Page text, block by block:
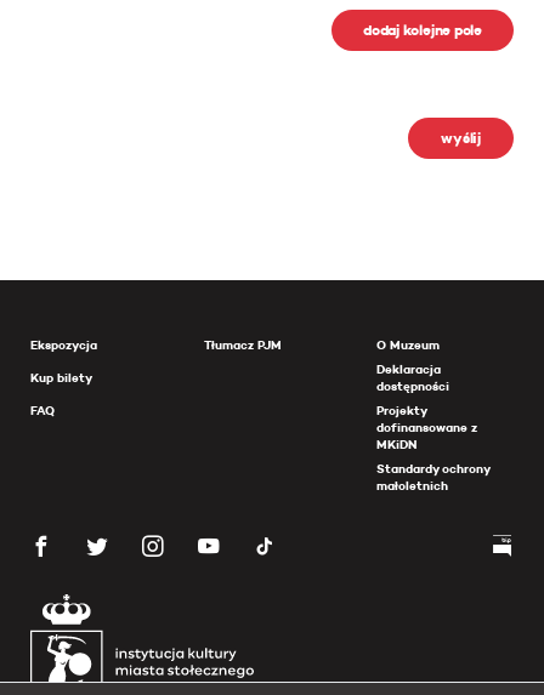
dodaj kolejne pole
wyślij
Ekspozycja
Kup bilety
FAQ
Tłumacz PJM
O Muzeum
Deklaracja
dostępności
Projekty
dofinansowane z
MKiDN
Standardy ochrony
małoletnich